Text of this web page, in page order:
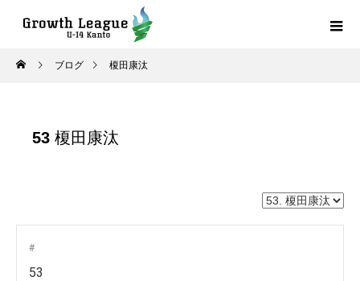
ブログ 榎田康汰
53 榎田康汰
#
53